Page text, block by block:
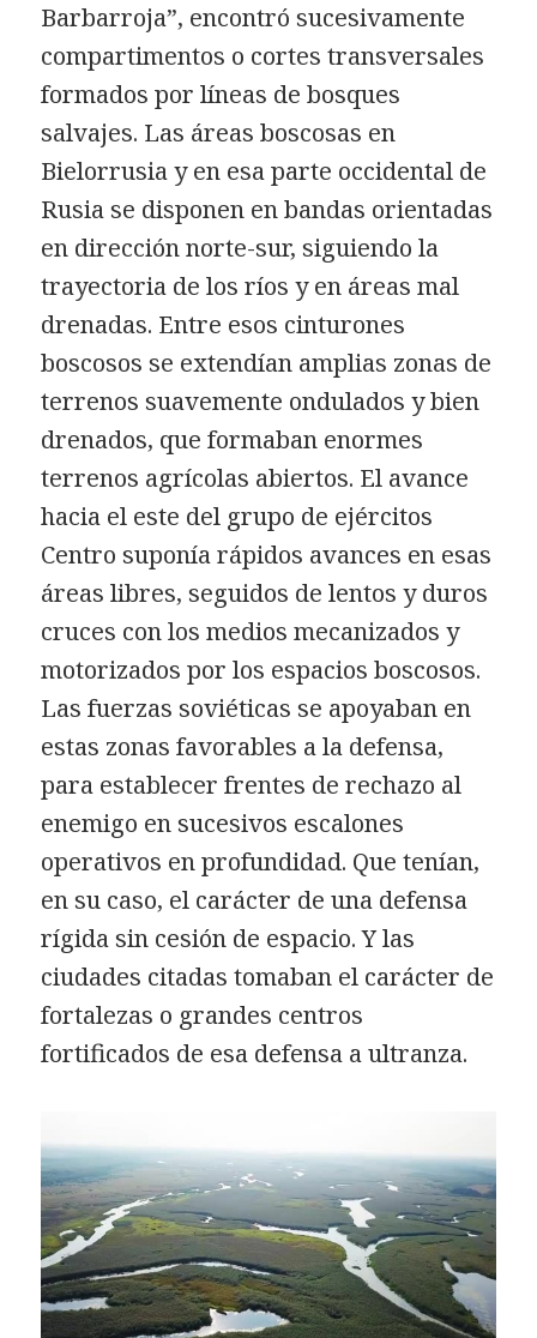
Barbarroja”, encontró sucesivamente
compartimentos o cortes transversales
formados por líneas de bosques
salvajes. Las áreas boscosas en
Bielorrusia y en esa parte occidental de
Rusia se disponen en bandas orientadas
en dirección norte-sur, siguiendo la
trayectoria de los ríos y en áreas mal
drenadas. Entre esos cinturones
boscosos se extendían amplias zonas de
terrenos suavemente ondulados y bien
drenados, que formaban enormes
terrenos agrícolas abiertos. El avance
hacia el este del grupo de ejércitos
Centro suponía rápidos avances en esas
áreas libres, seguidos de lentos y duros
cruces con los medios mecanizados y
motorizados por los espacios boscosos.
Las fuerzas soviéticas se apoyaban en
estas zonas favorables a la defensa,
para establecer frentes de rechazo al
enemigo en sucesivos escalones
operativos en profundidad. Que tenían,
en su caso, el carácter de una defensa
rígida sin cesión de espacio. Y las
ciudades citadas tomaban el carácter de
fortalezas o grandes centros
fortificados de esa defensa a ultranza.